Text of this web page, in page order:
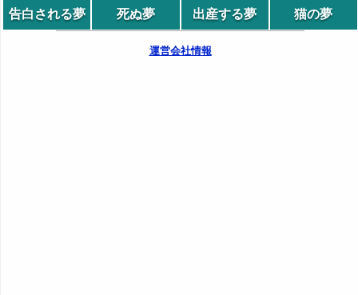
告白される夢 死ぬ夢 出産する夢 猫の夢
運営会社情報